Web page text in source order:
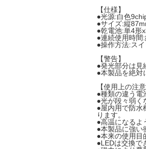
【仕様】
●光源:白色
●サイズ:縦
●乾電池:単4形
●連続使用時間
●操作方法:ス
【警告】
●発光部分は見
●本製品を絶対
【使用上の注意
●種類の違う電
●光が段々弱く
●屋内用で防水
ります。
●高温になるよ
●本製品に強い
●本来の使用目
●LEDは交換で